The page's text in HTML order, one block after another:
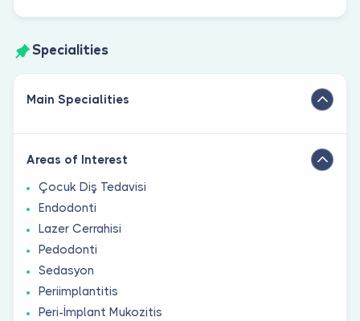
Specialities
Main Specialities
Areas of Interest
Çocuk Diş Tedavisi
Endodonti
Lazer Cerrahisi
Pedodonti
Sedasyon
Periimplantitis
Peri-İmplant Mukozitis